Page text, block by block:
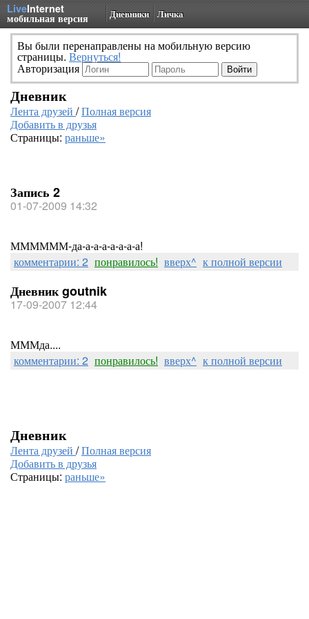
LiveInternet
мобильная версия Дневники Личка
Вы были перенаправлены на мобильную версию
страницы. Вернуться!
Авторизация
Дневник
Лента друзей /Полная версия
Добавить в друзья
Страницы: раньше»
Запись 2
01-07-2009 14:32
ММММММ-да-а-а-а-а-а-а-а!
комментарии: 2 понравилось! вверх^ к полной версии
Дневник goutnik
17-09-2007 12:44
МММда....
комментарии: 2 понравилось! вверх^ к полной версии
Дневник
Лента друзей /Полная версия
Добавить в друзья
Страницы: раньше»